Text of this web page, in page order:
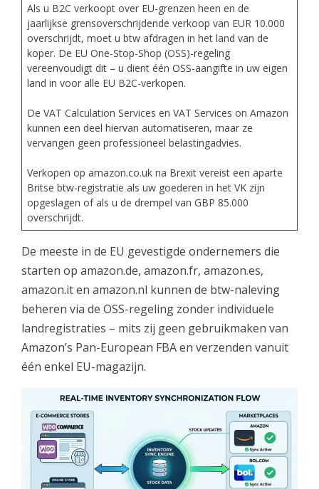
Als u B2C verkoopt over EU-grenzen heen en de
jaarlijkse grensoverschrijdende verkoop van EUR 10.000
overschrijdt, moet u btw afdragen in het land van de
koper. De EU One-Stop-Shop (OSS)-regeling
vereenvoudigt dit – u dient één OSS-aangifte in uw eigen
land in voor alle EU B2C-verkopen.
De VAT Calculation Services en VAT Services on Amazon
kunnen een deel hiervan automatiseren, maar ze
vervangen geen professioneel belastingadvies.
Verkopen op amazon.co.uk na Brexit vereist een aparte
Britse btw-registratie als uw goederen in het VK zijn
opgeslagen of als u de drempel van GBP 85.000
overschrijdt.
De meeste in de EU gevestigde ondernemers die
starten op amazon.de, amazon.fr, amazon.es,
amazon.it en amazon.nl kunnen de btw-naleving
beheren via de OSS-regeling zonder individuele
landregistraties – mits zij geen gebruikmaken van
Amazon’s Pan-European FBA en verzenden vanuit
één enkel EU-magazijn.